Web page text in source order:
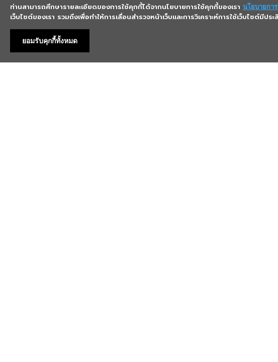
ท่านสามารถศึกษารายละเอียดของการใช้คุกกี้ได้จากนโยบายการใช้คุกกี้ของเรา นโยบายกา
เว็บไซต์ของเรา รวมถึงเพื่อทำให้การเลื่อนสำรวจหน้าเว็บและการวิเคราะห์การใช้เว็บไซต์
ยอมรับคุกกี้ทั้งหมด